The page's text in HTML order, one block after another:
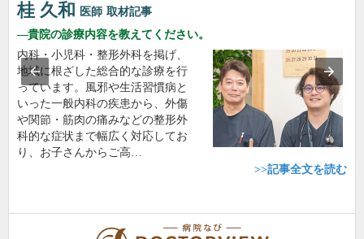
桂 久和 医師 取材記事
貴院の診療内容を教えてください。
内科・小児科・整形外科を掲げ、
地域に根ざした総合的な診療を行
っています。風邪や生活習慣病と
いった一般内科の疾患から、外傷
や関節・筋肉の痛みなどの整形外
科的な症状まで幅広く対応してお
り、お子さんからご高…
>>記事全文を読む